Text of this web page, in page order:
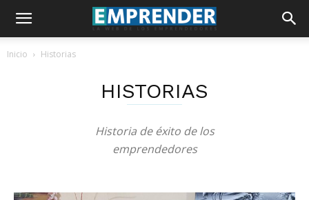
Inicio Historias
HISTORIAS
Historia de éxito de los
emprendedores